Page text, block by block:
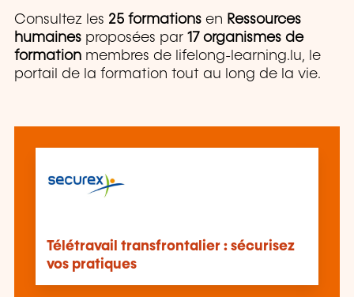
Consultez les 25 formations en Ressources
humaines proposées par 17 organismes de
formation membres de lifelong-learning.lu, le
portail de la formation tout au long de la vie.
Télétravail transfrontalier : sécurisez
vos pratiques